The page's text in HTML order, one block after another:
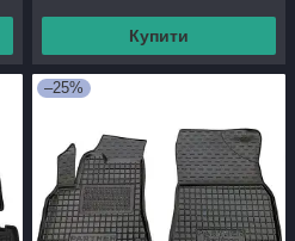
Купити
–25%